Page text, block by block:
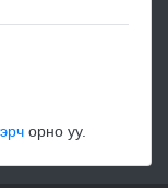
орно уу.